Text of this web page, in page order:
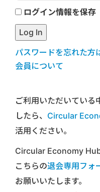
ログイン情報を保存
パスワードを忘れた方
会員について
ご利用いただいている
したら、 Circular
活用ください。
Circular Economy Hub
こちらの退会専用フォ
お願いいたします。